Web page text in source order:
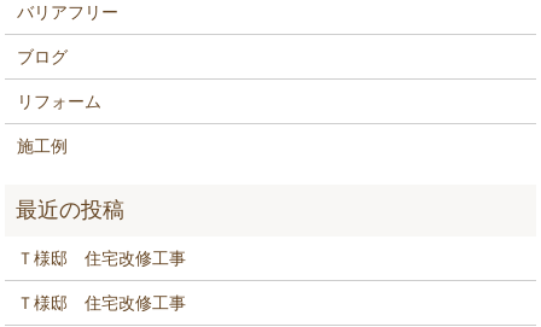
バリアフリー
ブログ
リフォーム
施工例
Ｔ様邸 住宅改修工事
Ｔ様邸 住宅改修工事